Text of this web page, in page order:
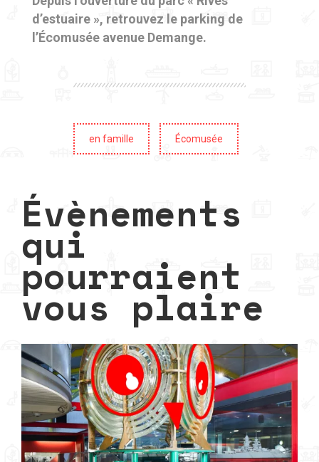
d’estuaire », retrouvez le parking de
l’Écomusée avenue Demange.
en famille Écomusée
Évènements
qui
pourraient
vous plaire